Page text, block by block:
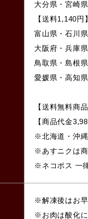
大分県・宮崎
【送料1,140円】
富山県・石川
大阪府・兵庫
鳥取県・島根
愛媛県・高知県
【送料無料商
【商品代金
※北海道・沖縄
※あすニクは商
※ネコポス 一
※解凍後はお早
※お肉は酸化に